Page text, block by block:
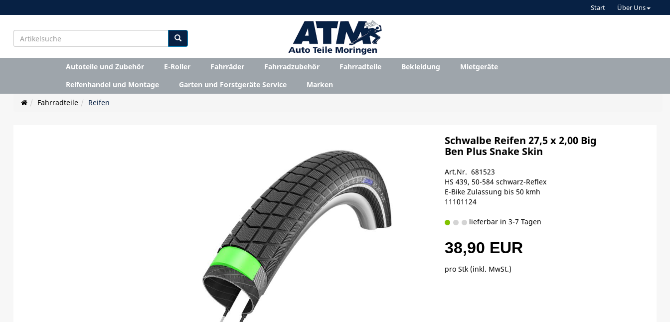
Start Über Uns
Autoteile und Zubehör E-Roller Fahrräder Fahrradzubehör Fahrradteile Bekleidung
Mietgeräte
Reifenhandel und Montage
Garten und Forstgeräte Service
Marken
Fahrradteile
Reifen
Schwalbe Reifen 27,5 x 2,00 Big
Ben Plus Snake Skin
Art.Nr. 681523
HS 439, 50-584 schwarz-Reflex
E-Bike Zulassung bis 50 kmh
11101124
lieferbar in 3-7 Tagen
38,90 EUR
pro Stk (inkl. MwSt.)